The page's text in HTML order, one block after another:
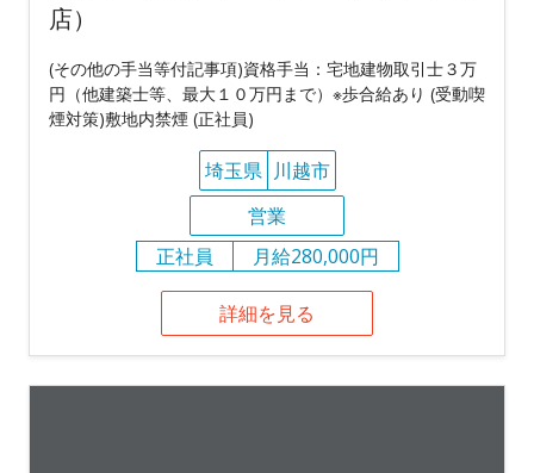
店）
(その他の手当等付記事項)資格手当：宅地建物取引士３万
円（他建築士等、最大１０万円まで）※歩合給あり (受動喫
煙対策)敷地内禁煙 (正社員)
埼玉県 川越市
営業
正社員
月給280,000円
詳細を見る